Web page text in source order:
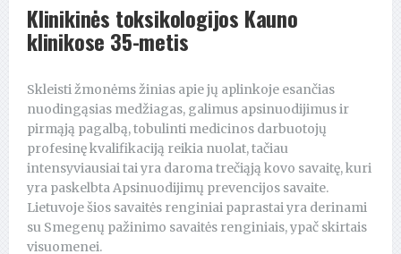
Klinikinės toksikologijos Kauno
klinikose 35-metis
Skleisti žmonėms žinias apie jų aplinkoje esančias
nuodingąsias medžiagas, galimus apsinuodijimus ir
pirmąją pagalbą, tobulinti medicinos darbuotojų
profesinę kvalifikaciją reikia nuolat, tačiau
intensyviausiai tai yra daroma trečiąją kovo savaitę, kuri
yra paskelbta Apsinuodijimų prevencijos savaite.
Lietuvoje šios savaitės renginiai paprastai yra derinami
su Smegenų pažinimo savaitės renginiais, ypač skirtais
visuomenei.